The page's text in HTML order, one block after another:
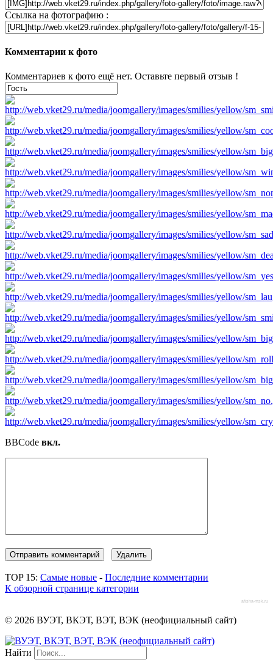
Ссылка на фотографию :
Комментарии к фото
Комментариев к фото ещё нет. Оставьте первый отзыв !
BBCode вкл.
TOP 15: Самые новые - Последние комментарии
К обзорной странице категории
afisha-msk.ru
© 2026 ВУЭТ, ВКЭТ, ВЭТ, ВЭК (неофициальный сайт)
Найти